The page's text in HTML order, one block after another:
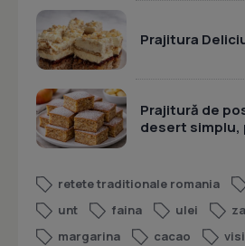
Prajitura
Prajitură de
desert simplu,
retete traditionale romania
unt
faina ulei
margarina
cacao